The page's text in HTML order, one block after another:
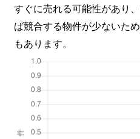
すぐに売れる可能性があり
ば競合する物件が少ないた
もあります。